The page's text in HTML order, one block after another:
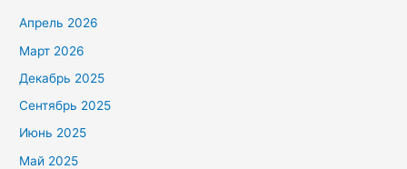
Апрель 2026
Март 2026
Декабрь 2025
Сентябрь 2025
Июнь 2025
Май 2025